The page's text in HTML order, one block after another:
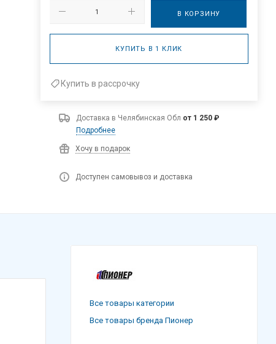
В КОРЗИНУ
КУПИТЬ В 1 КЛИК
Купить в рассрочку
Доставка в Челябинская Обл от 1 250 ₽
Подробнее
Хочу в подарок
Доступен самовывоз и доставка
Все товары категории
Все товары бренда Пионер